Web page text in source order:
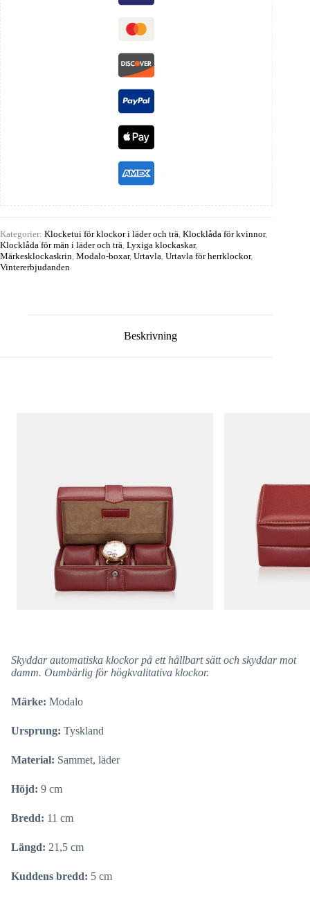
Kategorier: Klocketui för klockor i läder och trä, Klocklåda för kvinnor,
Klocklåda för män i läder och trä, Lyxiga klockaskar,
Märkesklockaskrin, Modalo-boxar, Urtavla, Urtavla för herrklockor,
Vintererbjudanden
Beskrivning
Skyddar automatiska klockor på ett hållbart sätt och skyddar mot
damm. Oumbärlig för högkvalitativa klockor.
Märke: Modalo
Ursprung: Tyskland
Material: Sammet, läder
Höjd: 9 cm
Bredd: 11 cm
Längd: 21,5 cm
Kuddens bredd: 5 cm